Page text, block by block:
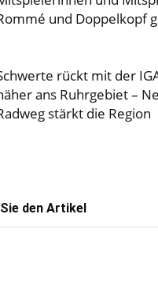
und Doppelkopf
rückt mit der
ans Ruhrgebiet –
stärkt die Region
den Artikel